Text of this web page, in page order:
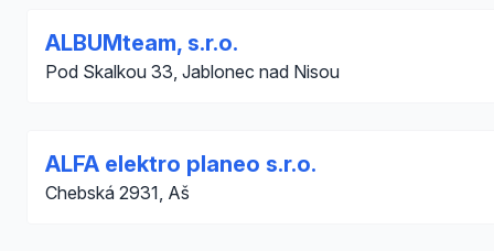
ALBUMteam, s.r.o.
Pod Skalkou 33, Jablonec nad Nisou
ALFA elektro planeo s.r.o.
Chebská 2931, Aš